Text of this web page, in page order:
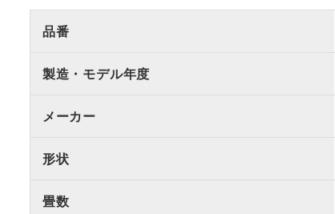
品番
製造・モデル年度
メーカー
形状
畳数